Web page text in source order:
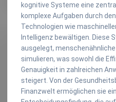
kognitive Systeme eine
komplexe Aufgaben durch
Technologien wie
Intelligenz bewältigen. Diese
ausgelegt,
simulieren, was sowohl die
Genauigkeit in zahlreichen
steigert. Von der
Finanzwelt ermöglichen sie